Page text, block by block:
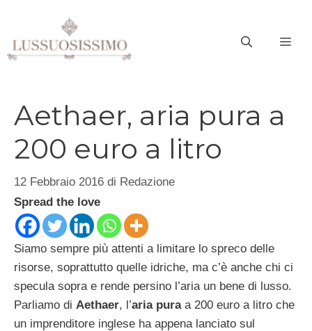
contenuto
Aethaer, aria pura a
200 euro a litro
12 Febbraio 2016 di Redazione
Spread the love
Siamo sempre più attenti a limitare lo spreco delle
risorse, soprattutto quelle idriche, ma c’è anche chi ci
specula sopra e rende persino l’aria un bene di lusso.
Parliamo di Aethaer, l’aria puraa 200 euro a litro che
un imprenditore inglese ha appena lanciato sul